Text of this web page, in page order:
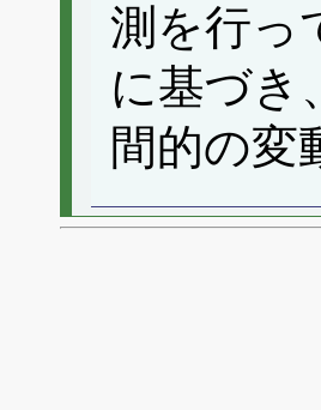
測を行っ
に基づき
間的の変